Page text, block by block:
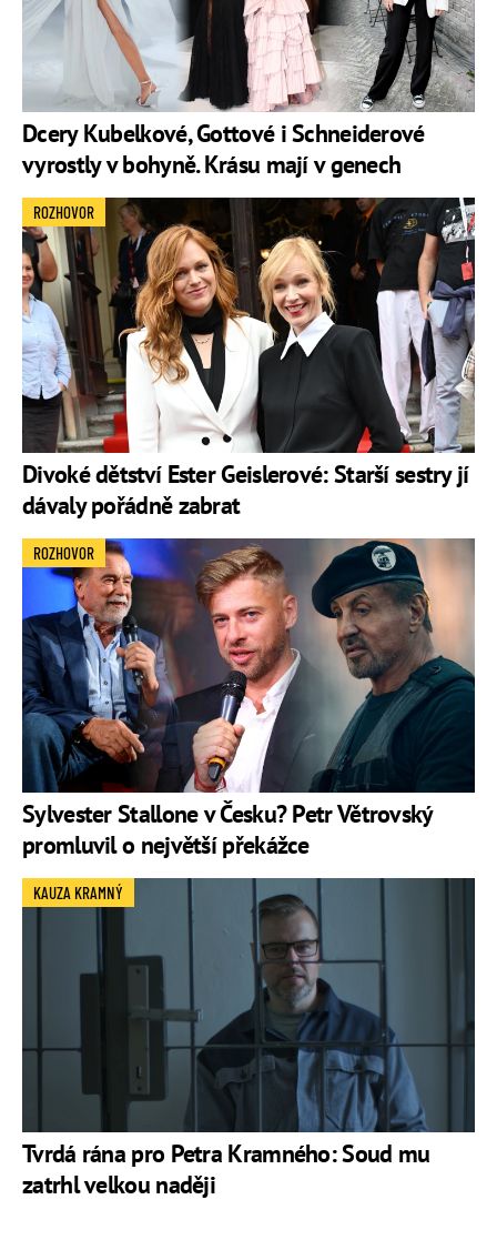
Dcery Kubelkové, Gottové i Schneiderové
vyrostly v bohyně. Krásu mají v genech
Divoké dětství Ester Geislerové: Starší sestry jí
dávaly pořádně zabrat
ROZHOVOR
Sylvester Stallone v Česku? Petr Větrovský
promluvil o největší překážce
ROZHOVOR
Tvrdá rána pro Petra Kramného: Soud mu
zatrhl velkou naději
KAUZA KRAMNÝ